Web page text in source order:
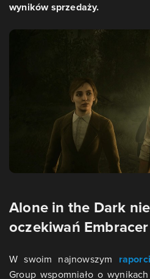
wyników sprzedaży.
Alone in the Dark nie
oczekiwań
W swoim najnowszym
Group wspomniało o